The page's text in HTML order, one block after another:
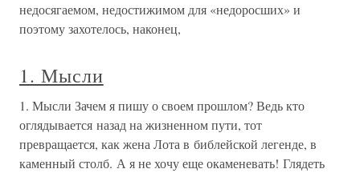
недосягаемом, недостижимом для «недоросших» и
поэтому захотелось, наконец,
1. Мысли
1. Мысли Зачем я пишу о своем прошлом? Ведь кто
оглядывается назад на жизненном пути, тот
превращается, как жена Лота в библейской легенде, в
каменный столб. А я не хочу еще окаменевать! Глядеть